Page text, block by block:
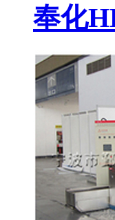
奉化